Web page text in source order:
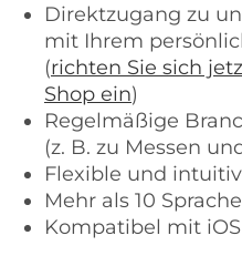
Direktzugang zu
mit Ihrem
(richten Sie sich
Shop ein)
Regelmäßige
(z. B. zu Messen
Flexible und
Mehr als 10
Kompatibel mit